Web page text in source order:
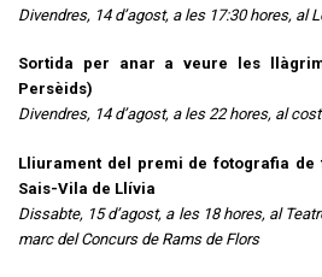
Divendres, 14 d’agost, a les 17:30 hores, al
Sortida per anar a veure les
Persèids)
Divendres, 14 d’agost, a les 22 hores, al
Lliurament del premi de fotografia de
Sais-Vila de Llívia
Dissabte, 15 d’agost, a les 18 hores, al
marc del Concurs de Rams de Flors